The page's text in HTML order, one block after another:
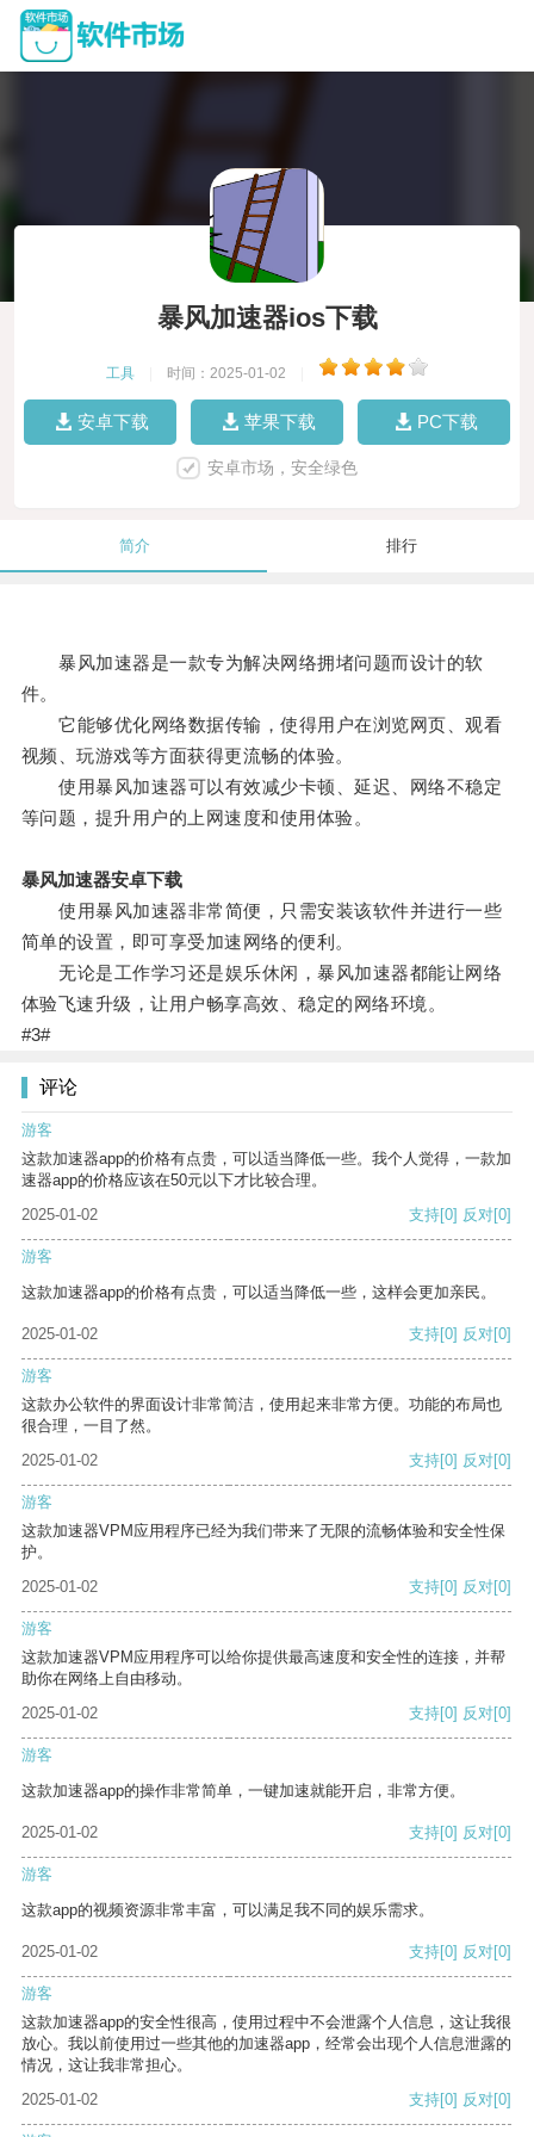
暴风加速器ios下载
工具 时间：2025-01-02
安卓下载 苹果下载 PC下载
安卓市场，安全绿色
简介 排行
暴风加速器是一款专为解决网络拥堵问题而设计的软
件。
它能够优化网络数据传输，使得用户在浏览网页、观看
视频、玩游戏等方面获得更流畅的体验。
使用暴风加速器可以有效减少卡顿、延迟、网络不稳定
等问题，提升用户的上网速度和使用体验。
暴风加速器安卓下载
使用暴风加速器非常简便，只需安装该软件并进行一些
简单的设置，即可享受加速网络的便利。
无论是工作学习还是娱乐休闲，暴风加速器都能让网络
体验飞速升级，让用户畅享高效、稳定的网络环境。
#3#
评论
游客
这款加速器app的价格有点贵，可以适当降低一些。我个人觉得，一款加
速器app的价格应该在50元以下才比较合理。
2025-01-02
支持[0] 反对[0]
游客
这款加速器app的价格有点贵，可以适当降低一些，这样会更加亲民。
2025-01-02 支持[0] 反对[0]
游客
这款办公软件的界面设计非常简洁，使用起来非常方便。功能的布局也
很合理，一目了然。
2025-01-02
支持[0] 反对[0]
游客
这款加速器VPM应用程序已经为我们带来了无限的流畅体验和安全性保
护。
2025-01-02
支持[0] 反对[0]
游客
这款加速器VPM应用程序可以给你提供最高速度和安全性的连接，并帮
助你在网络上自由移动。
2025-01-02
支持[0] 反对[0]
游客
这款加速器app的操作非常简单，一键加速就能开启，非常方便。
2025-01-02 支持[0] 反对[0]
游客
这款app的视频资源非常丰富，可以满足我不同的娱乐需求。
2025-01-02 支持[0] 反对[0]
游客
这款加速器app的安全性很高，使用过程中不会泄露个人信息，这让我很
放心。我以前使用过一些其他的加速器app，经常会出现个人信息泄露的
情况，这让我非常担心。
2025-01-02
支持[0] 反对[0]